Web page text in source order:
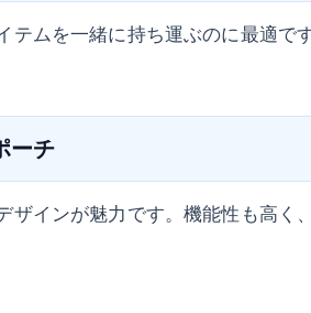
テムを一緒に持ち運ぶのに最適で
ーチ
ザインが魅力です。機能性も高く